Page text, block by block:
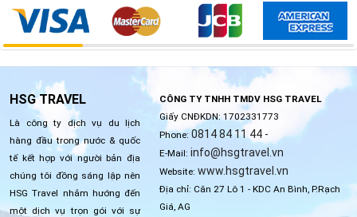
HSG TRAVEL
Là công ty dịch vụ du lịch
hàng đầu trong nước & quốc
tế kết hợp với người bản địa
chúng tôi đồng sáng lập nên
HSG Travel nhắm hướng đến
một dịch vụ trọn gói với sự
CÔNG TY TNHH TMDV HSG TRAVEL
Giấy CNĐKDN: 1702331773
Phone:0814 84 11 44 -
E-Mail:info@hsgtravel.vn
Website:www.hsgtravel.vn
Địa chỉ: Căn 27 Lô 1 - KDC An Bình, P.Rạch
Giá, AG